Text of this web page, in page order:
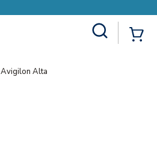
Avigilon Alta